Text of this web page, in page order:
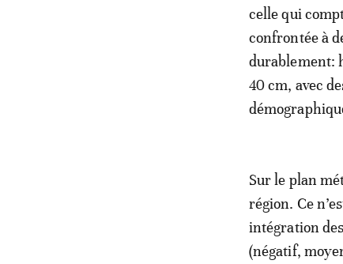
celle qui
confrontée à
durablement:
40 cm, avec
Sur le plan
région. Ce
intégration
(négatif,